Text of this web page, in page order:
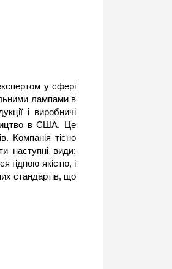
у сфері
лампами в
і виробничі
в США. Це
Компанія тісно
наступні види:
гідною якістю, і
стандартів, що